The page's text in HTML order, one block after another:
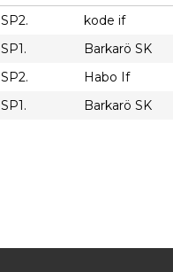
SP2. kode if
SP1. Barkarö SK
SP2. Habo If
SP1. Barkarö SK